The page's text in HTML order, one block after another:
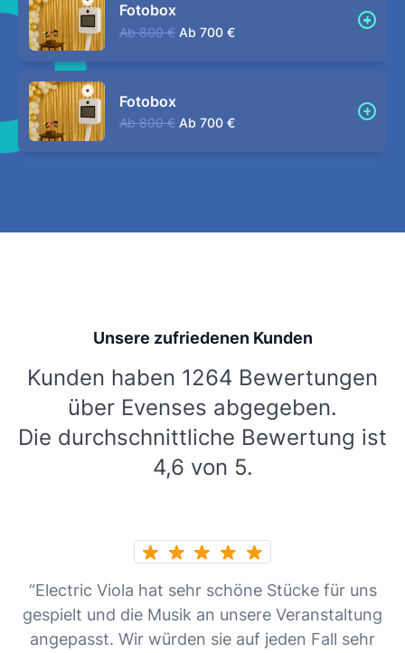
Fotobox
Ab 800 € Ab 700 €
Fotobox
Ab 800 € Ab 700 €
Unsere zufriedenen Kunden
Kunden haben 1264 Bewertungen
über Evenses abgegeben.
Die durchschnittliche Bewertung ist
4,6 von 5.
“Electric Viola hat sehr schöne Stücke für uns
gespielt und die Musik an unsere Veranstaltung
angepasst. Wir würden sie auf jeden Fall sehr